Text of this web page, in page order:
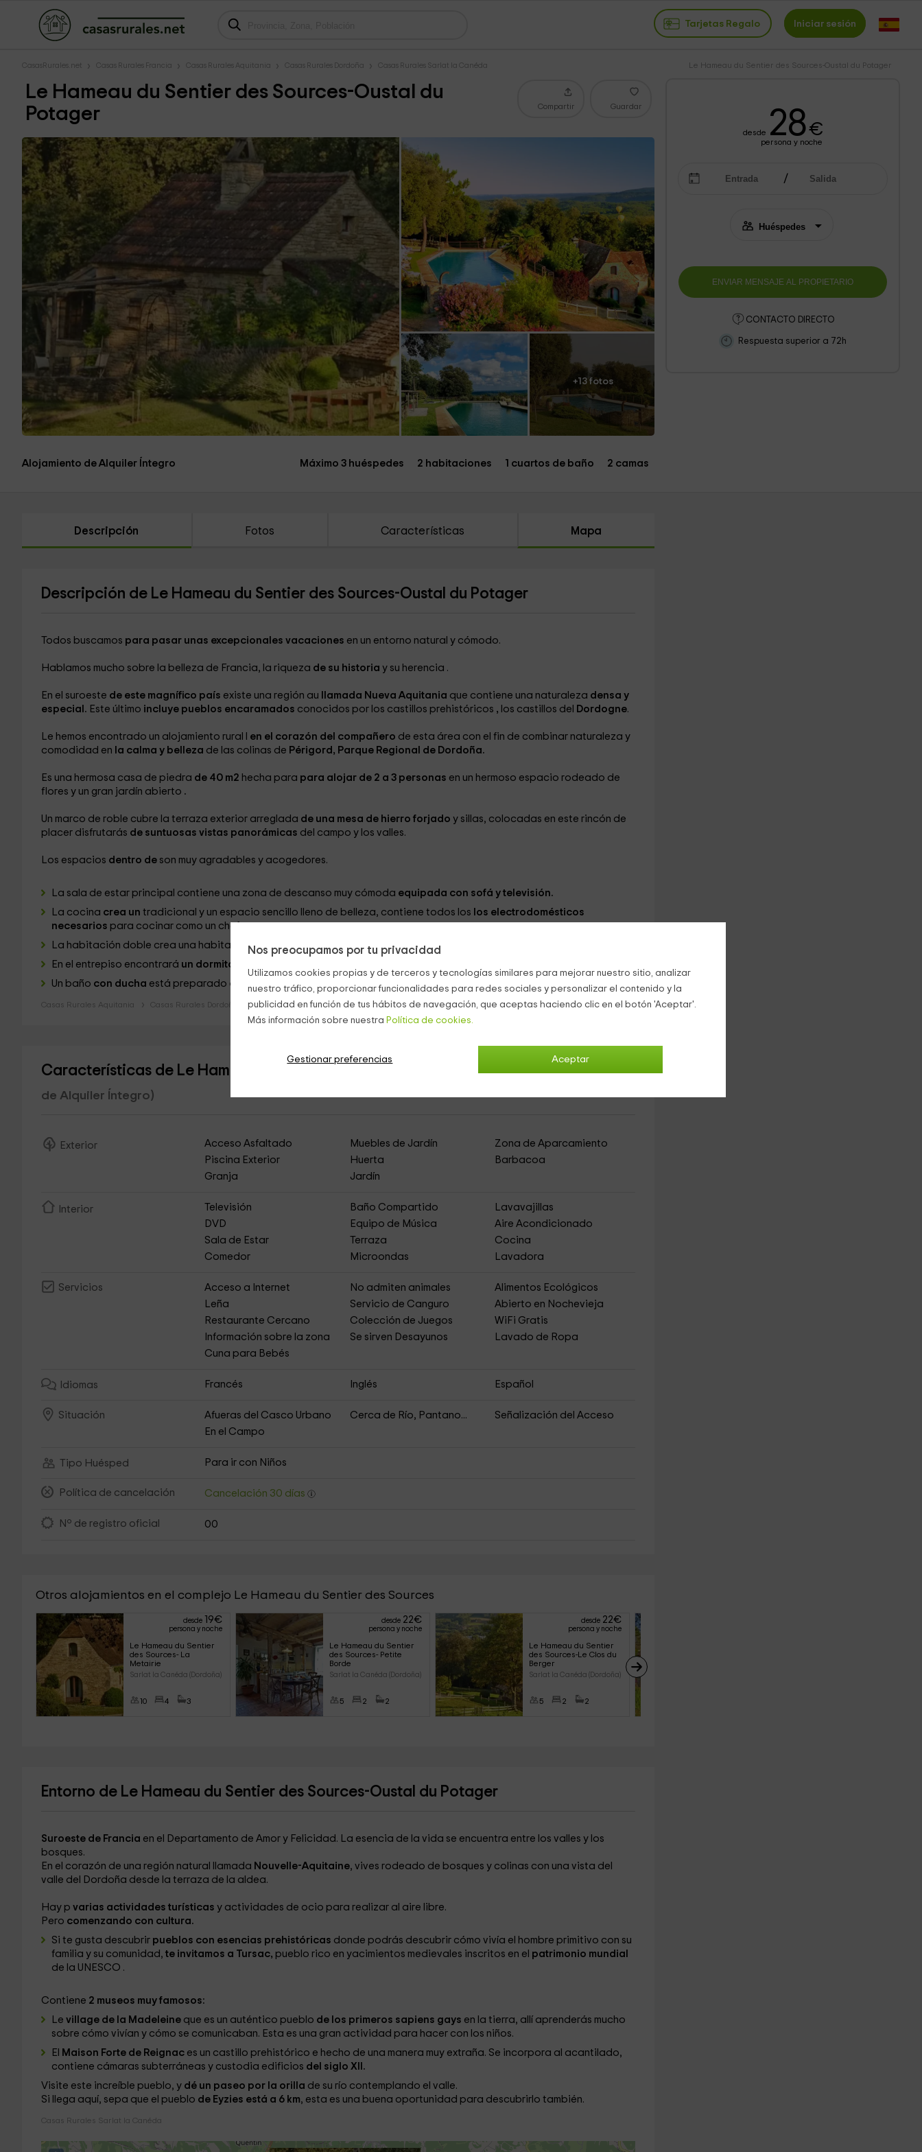
Nos preocupamos por tu privacidad
Utilizamos cookies propias y de terceros y tecnologías similares para mejorar nuestro sitio, analizar
nuestro tráfico, proporcionar funcionalidades para redes sociales y personalizar el contenido y la
publicidad en función de tus hábitos de navegación, que aceptas haciendo clic en el botón 'Aceptar'.
Más información sobre nuestra Política de cookies.
Aceptar
Gestionar preferencias
Tarjetas Regalo Iniciar sesión
CasasRurales.net Casas Rurales Francia Casas Rurales Aquitania Casas Rurales Dordoña Casas Rurales Sarlat la Canéda Le Hameau du Sentier des Sources-Oustal du Potager
Le Hameau du Sentier des Sources-Oustal du
Potager
Compartir Guardar
+13 fotos
desde 28€
persona y noche
CONTACTO DIRECTO
Respuesta superior a 72h
Alojamiento de Alquiler Íntegro Máximo 3 huéspedes 2 habitaciones 1 cuartos de baño 2 camas
Descripción Fotos Características Mapa
Descripción de Le Hameau du Sentier des Sources-Oustal du Potager
Todos buscamos para pasar unas excepcionales vacaciones en un entorno natural y cómodo.
Hablamos mucho sobre la belleza de Francia, la riqueza de su historia y su herencia .
En el suroeste de este magnífico país existe una región au llamada Nueva Aquitania que contiene una naturaleza densa y
especial. Este último incluye pueblos encaramados conocidos por los castillos prehistóricos , los castillos del Dordogne.
Le hemos encontrado un alojamiento rural l en el corazón del compañero de esta área con el fin de combinar naturaleza y
comodidad en la calma y belleza de las colinas de Périgord, Parque Regional de Dordoña.
Es una hermosa casa de piedra de 40 m2 hecha para para alojar de 2 a 3 personas en un hermoso espacio rodeado de
flores y un gran jardín abierto .
Un marco de roble cubre la terraza exterior arreglada de una mesa de hierro forjado y sillas, colocadas en este rincón de
placer disfrutarás de suntuosas vistas panorámicas del campo y los valles.
Los espacios dentro de son muy agradables y acogedores.
La sala de estar principal contiene una zona de descanso muy cómoda equipada con sofá y televisión.
La cocina crea un tradicional y un espacio sencillo lleno de belleza, contiene todos los los electrodomésticos
necesarios para cocinar como un chef.
La habitación doble crea una habitación romántica, luminosay llena de alegría
En el entrepiso encontrará un dormitorio perfecto
Un baño con ducha está preparado con la ropa de baño te está esperando.
Casas Rurales Aquitania Casas Rurales Dordoña
Características de Le Hameau du Sentier des Sources-Oustal du Potager(Casa Rural
de Alquiler Íntegro)
Exterior Acceso Asfaltado Muebles de Jardín
Zona de Aparcamiento
Piscina Exterior
Huerta
Barbacoa
Granja
Jardín
Interior Televisión Baño Compartido
Lavavajillas
DVD
Equipo de Música
Aire Acondicionado
Sala de Estar
Terraza
Cocina
Comedor
Microondas Lavadora
Servicios Acceso a Internet No admiten animales
Alimentos Ecológicos
Leña
Servicio de Canguro
Abierto en Nochevieja
Restaurante Cercano
Colección de Juegos
WiFi Gratis
Información sobre la zona
Se sirven Desayunos
Lavado de Ropa
Cuna para Bebés
Idiomas Francés Inglés Español
Situación Afueras del Casco Urbano Cerca de Río, Pantano...
Señalización del Acceso
En el Campo
Tipo Huésped Para ir con Niños
Política de cancelación Cancelación 30 días
Nº de registro oficial 00
Otros alojamientos en el complejo Le Hameau du Sentier des Sources
desde 19€
persona y noche
Le Hameau du Sentier
des Sources- La
Metairie
Sarlat la Canéda (Dordoña)
10 4 3
desde 22€
persona y noche
Le Hameau du Sentier
des Sources- Petite
Borde
Sarlat la Canéda (Dordoña)
5 2 2
desde 22€
persona y noche
Le Hameau du Sentier
des Sources-Le Clos du
Berger
Sarlat la Canéda (Dordoña)
5 2 2
Entorno de Le Hameau du Sentier des Sources-Oustal du Potager
Suroeste de Francia en el Departamento de Amor y Felicidad. La esencia de la vida se encuentra entre los valles y los
bosques.
En el corazón de una región natural llamada Nouvelle-Aquitaine, vives rodeado de bosques y colinas con una vista del
valle del Dordoña desde la terraza de la aldea.
Hay p varias actividades turísticas y actividades de ocio para realizar al aire libre.
Pero comenzando con cultura.
Si te gusta descubrir pueblos con esencias prehistóricas donde podrás descubrir cómo vivía el hombre primitivo con su
familia y su comunidad, te invitamos a Tursac, pueblo rico en yacimientos medievales inscritos en el patrimonio mundial
de la UNESCO .
Contiene 2 museos muy famosos:
Le village de la Madeleine que es un auténtico pueblo de los primeros sapiens gays en la tierra, allí aprenderás mucho
sobre cómo vivían y cómo se comunicaban. Esta es una gran actividad para hacer con los niños.
El
Maison Forte de Reignac es un castillo prehistórico e hecho de una manera muy extraña. Se incorpora al acantilado,
contiene cámaras subterráneas y custodia edificios del siglo XII.
Visite este increíble pueblo, ydé un paseo por la orilla de su río contemplando el valle.
Si llega aquí, sepa que el pueblo de Eyzies está a 6 km, esta es una buena oportunidad para descubrirlo también.
Casas Rurales Sarlat la Canéda